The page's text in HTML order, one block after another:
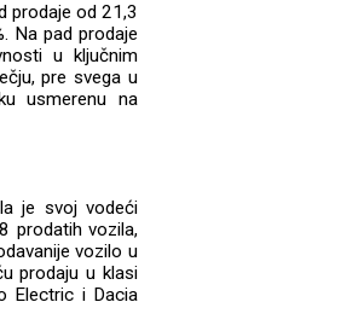
prodaje od 21,3
Na pad prodaje
u ključnim
pre svega u
usmerenu na
je svoj vodeći
prodatih vozila,
vozilo u
prodaju u klasi
Electric i Dacia